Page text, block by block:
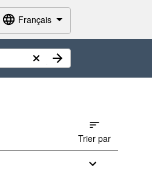
Français
Trier par